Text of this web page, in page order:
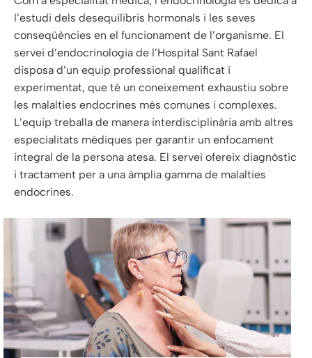
l’estudi dels desequilibris hormonals i les seves
conseqüències en el funcionament de l’organisme. El
servei d’endocrinologia de l’Hospital Sant Rafael
disposa d’un equip professional qualificat i
experimentat, que té un coneixement exhaustiu sobre
les malalties endocrines més comunes i complexes.
L’equip treballa de manera interdisciplinària amb altres
especialitats mèdiques per garantir un enfocament
integral de la persona atesa. El servei ofereix diagnòstic
i tractament per a una àmplia gamma de malalties
endocrines.